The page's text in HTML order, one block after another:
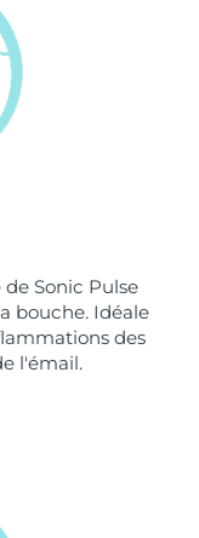
Sonic Pulse
bouche. Idéale
des
l'émail.
estimée
estimée
estimée
estimée
estimée 8/9/26
estimée
estimée